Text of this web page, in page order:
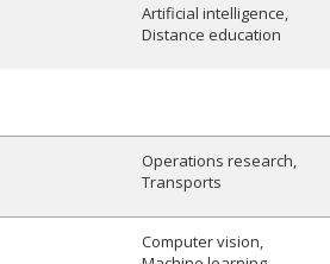
Artificial intelligence
Distance education
Operations research
Transports
Computer vision